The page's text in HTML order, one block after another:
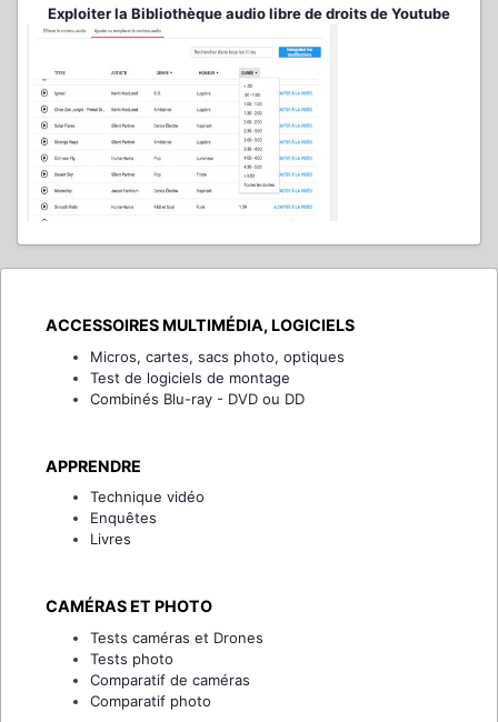
Exploiter la Bibliothèque audio libre de droits de Youtube
ACCESSOIRES MULTIMÉDIA, LOGICIELS
Micros, cartes, sacs photo, optiques
Test de logiciels de montage
Combinés Blu-ray - DVD ou DD
APPRENDRE
Technique vidéo
Enquêtes
Livres
CAMÉRAS ET PHOTO
Tests caméras et Drones
Tests photo
Comparatif de caméras
Comparatif photo